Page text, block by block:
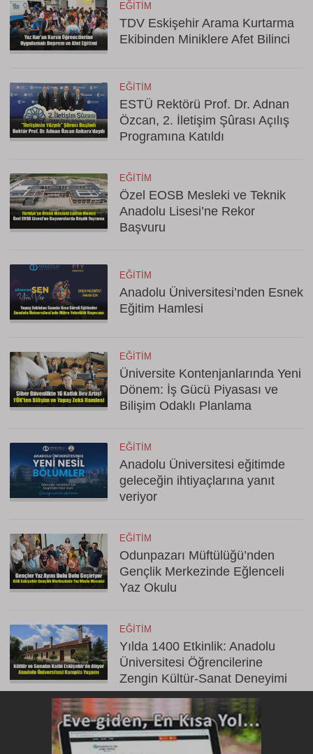
EĞITIM
TDV Eskişehir Arama Kurtarma
Ekibinden Miniklere Afet Bilinci
EĞITIM
ESTÜ Rektörü Prof. Dr. Adnan
Özcan, 2. İletişim Şûrası Açılış
Programına Katıldı
EĞITIM
Özel EOSB Mesleki ve Teknik
Anadolu Lisesi’ne Rekor
Başvuru
EĞITIM
Anadolu Üniversitesi’nden Esnek
Eğitim Hamlesi
EĞITIM
Üniversite Kontenjanlarında Yeni
Dönem: İş Gücü Piyasası ve
Bilişim Odaklı Planlama
EĞITIM
Anadolu Üniversitesi eğitimde
geleceğin ihtiyaçlarına yanıt
veriyor
EĞITIM
Odunpazarı Müftülüğü’nden
Gençlik Merkezinde Eğlenceli
Yaz Okulu
EĞITIM
Yılda 1400 Etkinlik: Anadolu
Üniversitesi Öğrencilerine
Zengin Kültür-Sanat Deneyimi